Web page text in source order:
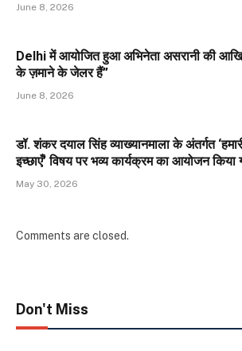
June 8, 2026
Delhi में आयोजित हुआ अभिनेता असरानी की
के ज़माने के जेलर हैं”
June 8, 2026
डॉ. शंकर दयाल सिंह व्याख्यानमाला के अंतर्गत
इच्छाएँ’ विषय पर भव्य कार्यक्रम का आयोजन किया
May 30, 2026
Comments are closed.
Don't Miss